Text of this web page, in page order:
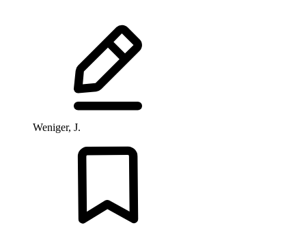
Weniger, J.